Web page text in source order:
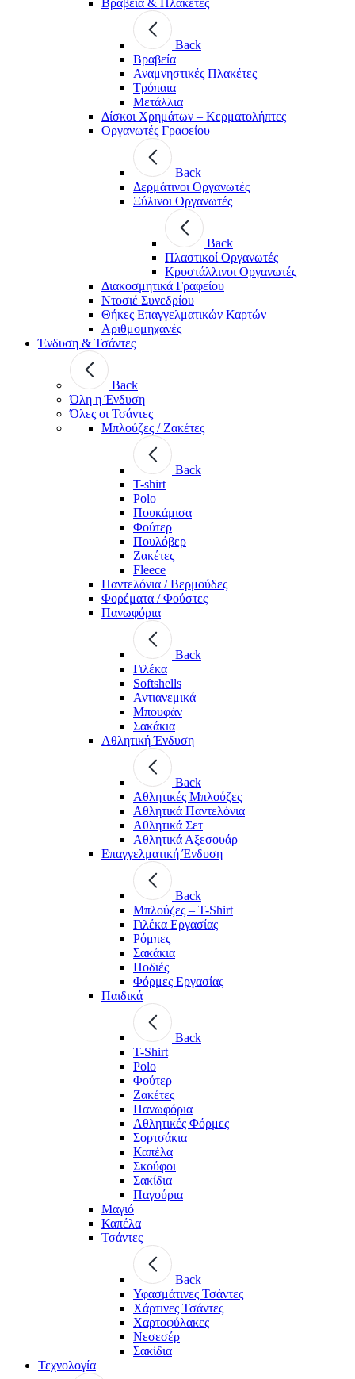
Back
Βραβεία
Αναμνηστικές Πλακέτες
Τρόπαια
Μετάλλια
Δίσκοι Χρημάτων – Κερματολήπτες
Οργανωτές Γραφείου
Back
Δερμάτινοι Οργανωτές
Ξύλινοι Οργανωτές
Back
Πλαστικοί Οργανωτές
Κρυστάλλινοι Οργανωτές
Διακοσμητικά Γραφείου
Ντοσιέ Συνεδρίου
Θήκες Επαγγελματικών Καρτών
Αριθμομηχανές
Ένδυση & Τσάντες
Back
Όλη η Ένδυση
Όλες οι Τσάντες
Μπλούζες / Ζακέτες
Back
T-shirt
Polo
Πουκάμισα
Φούτερ
Πουλόβερ
Ζακέτες
Fleece
Παντελόνια / Βερμούδες
Φορέματα / Φούστες
Πανωφόρια
Back
Γιλέκα
Softshells
Αντιανεμικά
Μπουφάν
Σακάκια
Αθλητική Ένδυση
Back
Aθλητικές Μπλούζες
Αθλητικά Παντελόνια
Αθλητικά Σετ
Αθλητικά Αξεσουάρ
Επαγγελματική Ένδυση
Back
Μπλούζες – T-Shirt
Γιλέκα Εργασίας
Ρόμπες
Σακάκια
Ποδιές
Φόρμες Εργασίας
Παιδικά
Back
T-Shirt
Polo
Φούτερ
Ζακέτες
Πανωφόρια
Αθλητικές Φόρμες
Σορτσάκια
Καπέλα
Σκούφοι
Σακίδια
Παγούρια
Μαγιό
Καπέλα
Τσάντες
Back
Υφασμάτινες Τσάντες
Χάρτινες Τσάντες
Χαρτοφύλακες
Νεσεσέρ
Σακίδια
Τεχνολογία